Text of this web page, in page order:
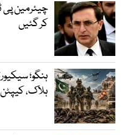
چیئرمین پی
کر گئیں
ہلاک،